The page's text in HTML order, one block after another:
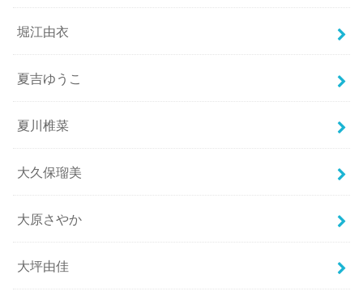
堀江由衣
夏吉ゆうこ
夏川椎菜
大久保瑠美
大原さやか
大坪由佳